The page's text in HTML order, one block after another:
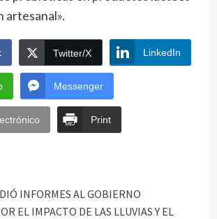
artesanal».
Twitter/X LinkedIn
Messenger
Print
INFORMES AL GOBIERNO
EL IMPACTO DE LAS LLUVIAS Y EL